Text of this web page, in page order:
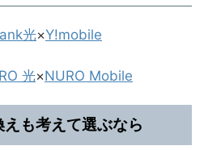
光×Y!mobile
光×NURO Mobile
も考えて選ぶなら